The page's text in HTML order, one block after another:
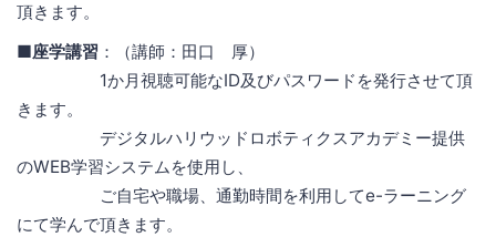
頂きます。
■座学講習 ：（講師：田口 厚）
1か月視聴可能なID及びパスワードを発行させて頂
きます。
デジタルハリウッドロボティクスアカデミー提供
のWEB学習システムを使用し、
ご自宅や職場、通勤時間を利用してe-ラーニング
にて学んで頂きます。